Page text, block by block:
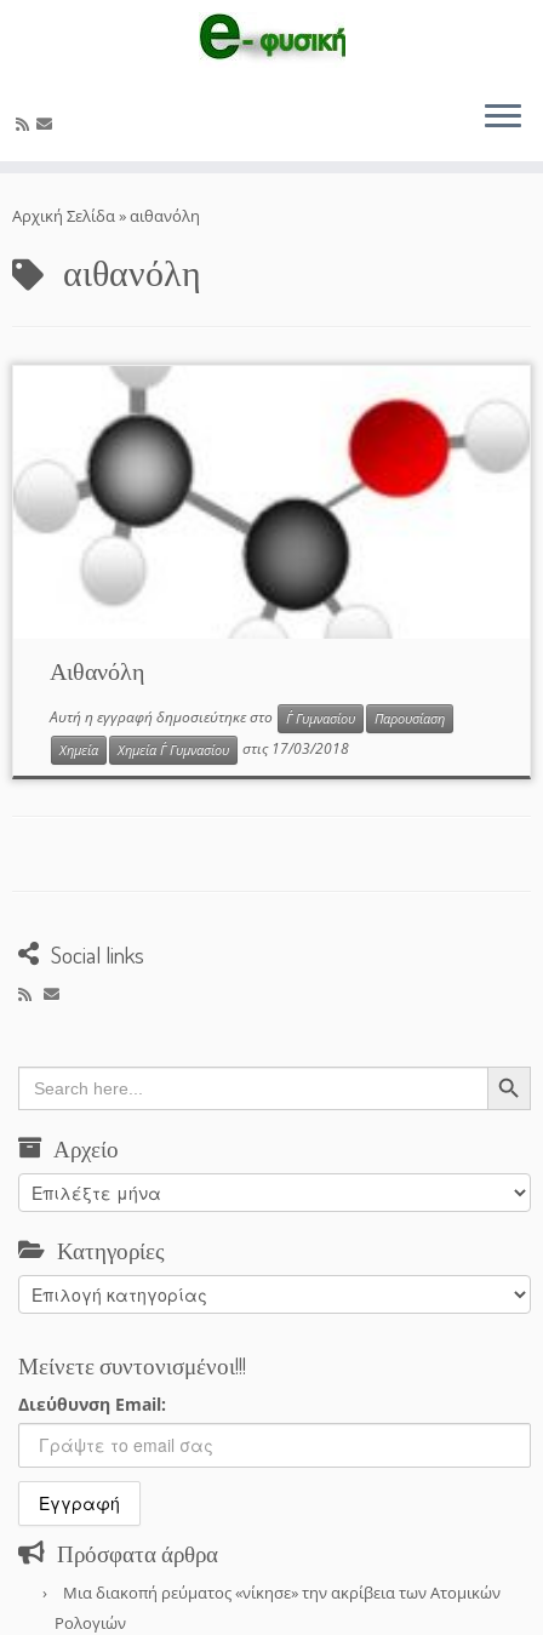
στο
Αρχική Σελίδα»αιθανόλη
αιθανόλη
Αιθανόλη
Αυτή η εγγραφή δημοσιεύτηκε στο Γ΄ Γυμνασίου
Παρουσίαση
Χημεία
Χημεία Γ΄ Γυμνασίου στις 17/03/2018
Social links
Search
for:
Search Button
Αρχείο
Αρχείο
Κατηγορίες
Κατηγορίες
Μείνετε συντονισμένοι!!!
Διεύθυνση Email:
Πρόσφατα άρθρα
Μια διακοπή ρεύματος «νίκησε» την ακρίβεια των Ατομικών
Ρολογιών